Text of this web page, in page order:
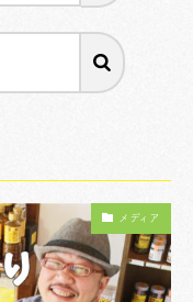
メディア